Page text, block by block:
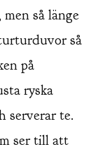
så länge
så
på
ryska
serverar te.
ser till att